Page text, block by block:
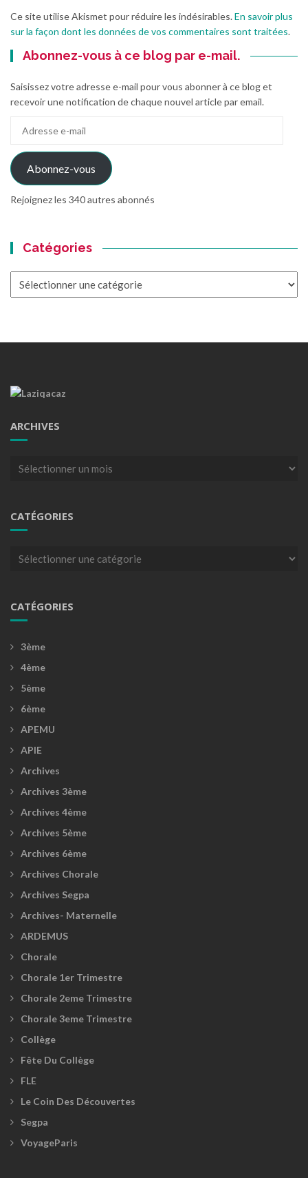
Ce site utilise Akismet pour réduire les indésirables.En savoir plus
sur la façon dont les données de vos commentaires sont traitées.
Abonnez-vous à ce blog par e-mail.
Saisissez votre adresse e-mail pour vous abonner à ce blog et
recevoir une notification de chaque nouvel article par email.
mail
Abonnez-vous
Rejoignez les 340 autres abonnés
Catégories
ARCHIVES
Archives
CATÉGORIES
Catégories
CATÉGORIES
3ème
4ème
5ème
6ème
APEMU
APIE
Archives
Archives 3ème
Archives 4ème
Archives 5ème
Archives 6ème
Archives Chorale
Archives Segpa
Archives- Maternelle
ARDEMUS
Chorale
Chorale 1er Trimestre
Chorale 2eme Trimestre
Chorale 3eme Trimestre
Collège
Fête Du Collège
FLE
Le Coin Des Découvertes
Segpa
VoyageParis